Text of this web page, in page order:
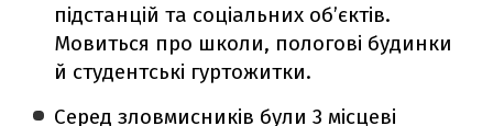
підстанцій та соціальних об’єктів.
Мовиться про школи, пологові будинки
й студентські гуртожитки.
Серед зловмисників були 3 місцеві